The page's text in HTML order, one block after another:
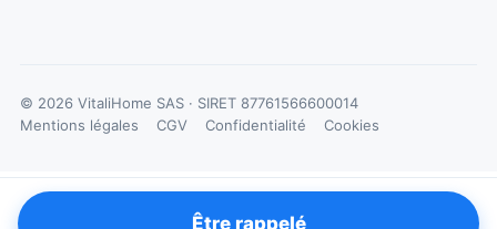
© 2026 VitaliHome SAS · SIRET 87761566600014
Mentions légales
CGV Confidentialité Cookies
Être rappelé